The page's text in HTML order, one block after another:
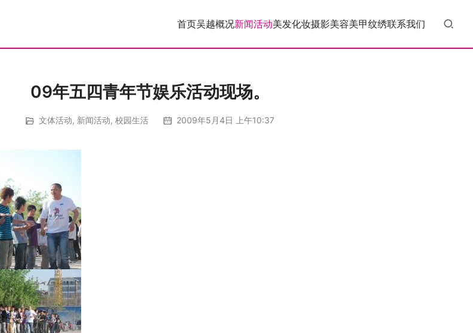
首页吴越概况新闻活动美发化妆摄影美容美甲纹绣联系我们
09年五四青年节娱乐活动现场。
文体活动, 新闻活动, 校园生活 2009年5月4日 上午10:37